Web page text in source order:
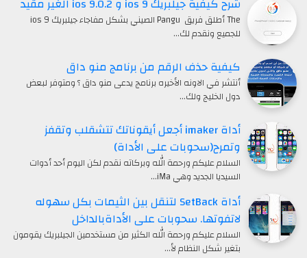
شرح كيفية جيلبريك ios 9 و ios 9.0.2 الغير مقيد
The أطلق فريق Pangu الصيني بشكل مفاجاء جيلبريك ios 9
للجميع ونقدم لك…
كيفية حذف الرقم من برنامج منو داق
أنتشر في الاونه الأخيره برنامج يدعى منو داق ؟ ومتوفر لبعض
دول الخليج ولك…
أداة imaker أجعل أيقوناتك تتشقلب وتقفز
وتمرح(سحوبات على الأداة)
السلام عليكم ورحمة الله وبركاته نقدم لكن اليوم أحد أدوات
السيديا الجديد وهي iMa…
أداة SetBack لتنقل بين الثيمات بكل سهوله
لاتفوتها. سحوبات على الأداةبالداخل
السلام عليكم ورحمة الله الكثير من مستخدمين الجيلبريك يقومون
بتغير شكل النظام لأ…